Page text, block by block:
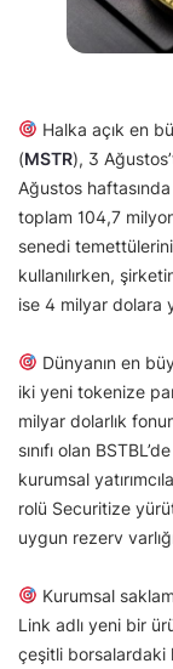
Halka açık en
(MSTR), 3
Ağustos
toplam 104,7
senedi
kullanılırken,
ise 4 milyar dolara
Dünyanın en
iki yeni tokenize
milyar dolarlık
sınıfı olan
kurumsal
rolü Securitize
uygun rezerv
Kurumsal
Link adlı yeni bir
çeşitli borsalardaki